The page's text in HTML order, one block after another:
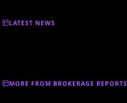
LATEST NEWS
MORE FROM BROKERAGE REPORTS